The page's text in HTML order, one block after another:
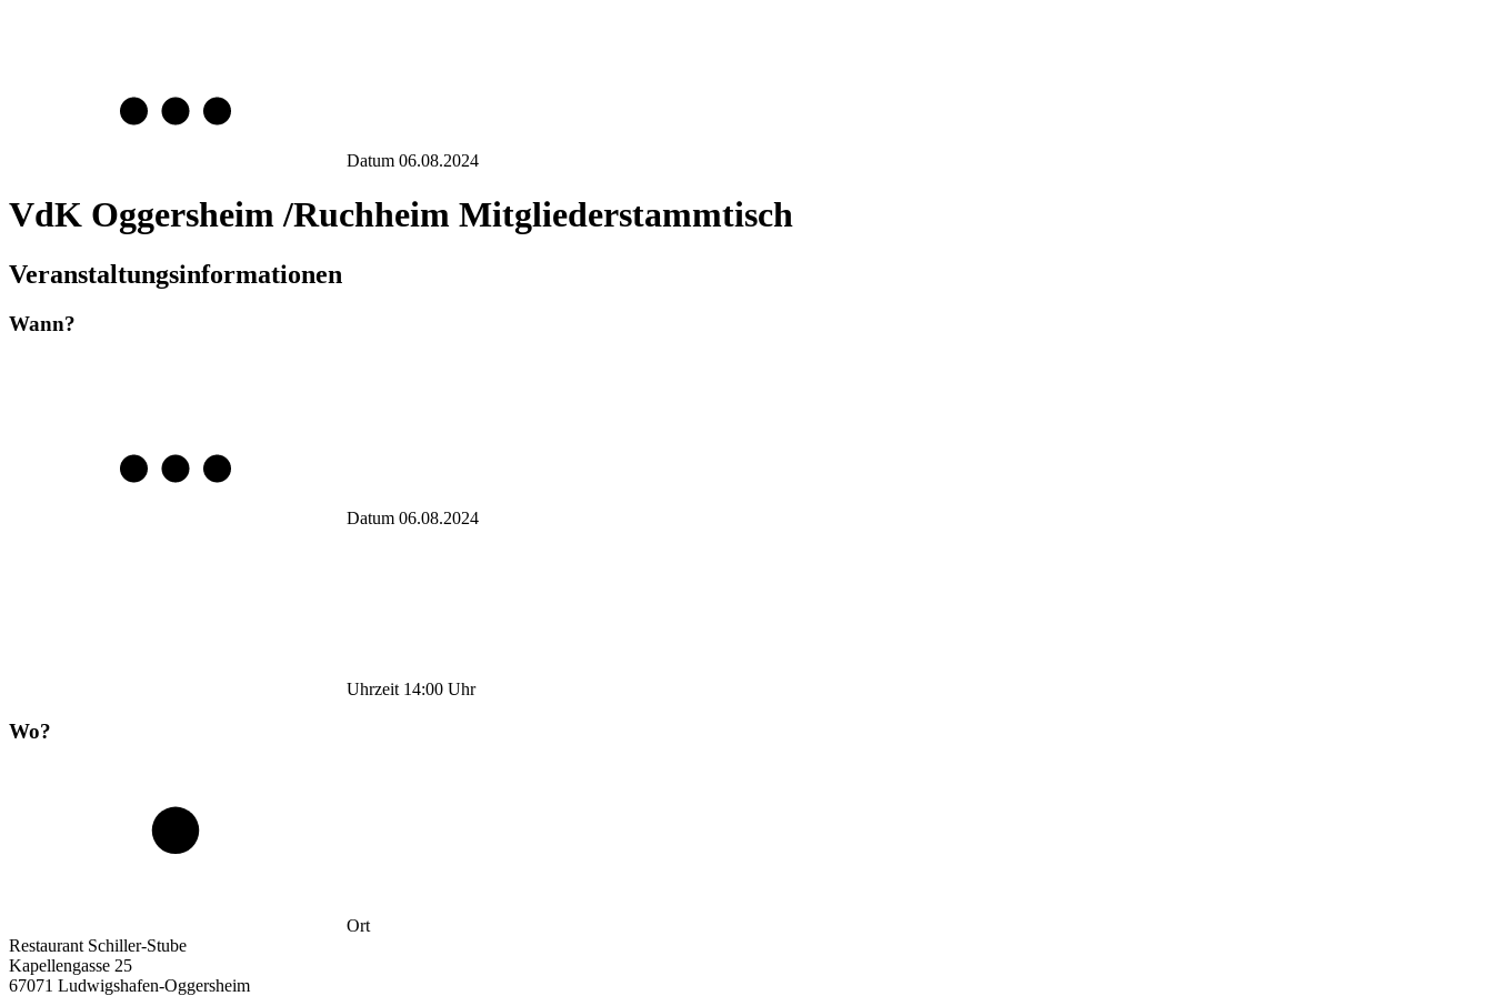
Datum 06.08.2024
VdK Oggersheim /Ruchheim Mitgliederstammtisch
Veranstaltungsinformationen
Wann?
Datum 06.08.2024
Uhrzeit 14:00 Uhr
Wo?
Ort
Restaurant Schiller-Stube
Kapellengasse 25
67071 Ludwigshafen-Oggersheim